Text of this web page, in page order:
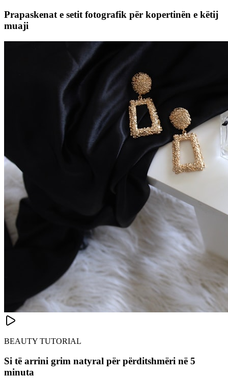
Prapaskenat e setit fotografik për kopertinën e këtij
muaji
BEAUTY TUTORIAL
Si të arrini grim natyral për përditshmëri në 5
minuta